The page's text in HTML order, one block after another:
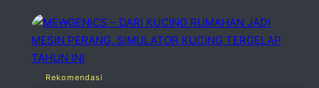
Rekomendasi